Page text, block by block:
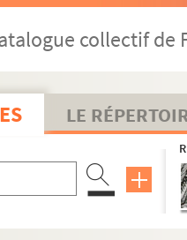
collectif de
LE
1880)
s. d.)
(2 lettres, s. d.)
lettres, 1854)
1856-1857)
1877-1891)